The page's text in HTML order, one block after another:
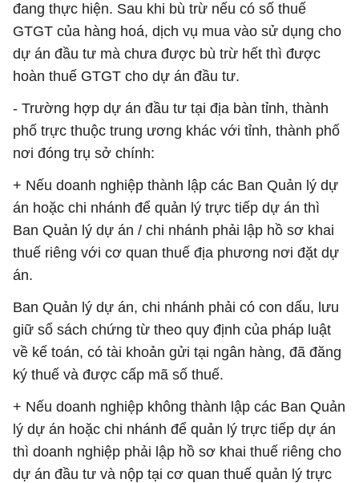
đang thực hiện. Sau khi bù trừ nếu có số thuế
GTGT của hàng hoá, dịch vụ mua vào sử dụng cho
dự án đầu tư mà chưa được bù trừ hết thì được
hoàn thuế GTGT cho dự án đầu tư.
- Trường hợp dự án đầu tư tại địa bàn tỉnh, thành
phố trực thuộc trung ương khác với tỉnh, thành phố
nơi đóng trụ sở chính:
+ Nếu doanh nghiệp thành lập các Ban Quản lý dự
án hoặc chi nhánh để quản lý trực tiếp dự án thì
Ban Quản lý dự án / chi nhánh phải lập hồ sơ khai
thuế riêng với cơ quan thuế địa phương nơi đặt dự
án.
Ban Quản lý dự án, chi nhánh phải có con dấu, lưu
giữ sổ sách chứng từ theo quy định của pháp luật
về kế toán, có tài khoản gửi tại ngân hàng, đã đăng
ký thuế và được cấp mã số thuế.
+ Nếu doanh nghiệp không thành lập các Ban Quản
lý dự án hoặc chi nhánh để quản lý trực tiếp dự án
thì doanh nghiệp phải lập hồ sơ khai thuế riêng cho
dự án đầu tư và nộp tại cơ quan thuế quản lý trực